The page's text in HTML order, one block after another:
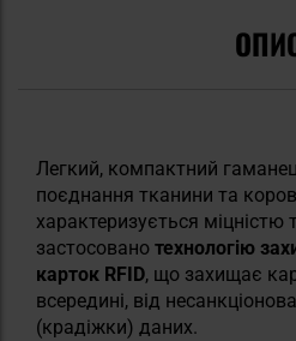
Легкий, компактний
поєднання тканини та
характеризується міцністю
застосовано технологію
карток RFID, що захищає
всередині, від
(крадіжки) даних.